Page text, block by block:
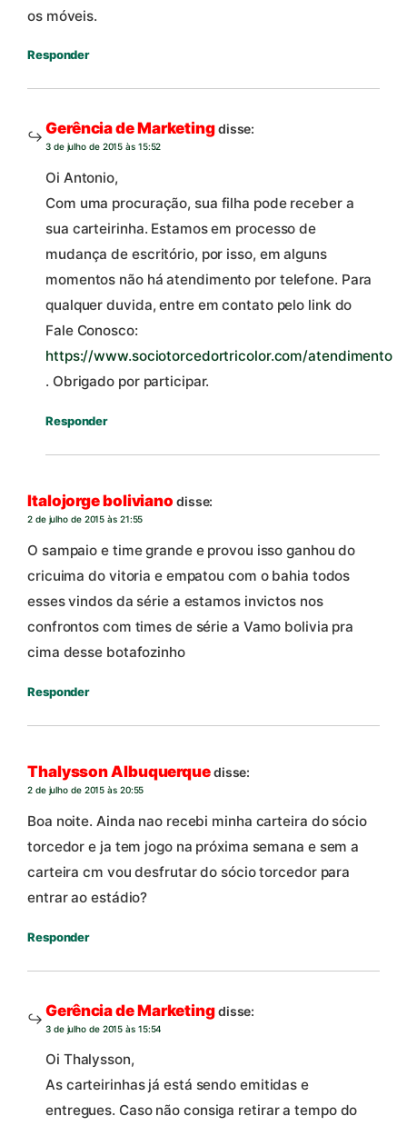
os móveis.
Responder
Gerência de Marketingdisse:
3 de julho de 2015 às 15:52
Oi Antonio,
Com uma procuração, sua filha pode receber a
sua carteirinha. Estamos em processo de
mudança de escritório, por isso, em alguns
momentos não há atendimento por telefone. Para
qualquer duvida, entre em contato pelo link do
Fale Conosco:
https://www.sociotorcedortricolor.com/atendimento
. Obrigado por participar.
Responder
Italojorge boliviano disse:
2 de julho de 2015 às 21:55
O sampaio e time grande e provou isso ganhou do
cricuima do vitoria e empatou com o bahia todos
esses vindos da série a estamos invictos nos
confrontos com times de série a Vamo bolivia pra
cima desse botafozinho
Responder
Thalysson Albuquerquedisse:
2 de julho de 2015 às 20:55
Boa noite. Ainda nao recebi minha carteira do sócio
torcedor e ja tem jogo na próxima semana e sem a
carteira cm vou desfrutar do sócio torcedor para
entrar ao estádio?
Responder
Gerência de Marketingdisse:
3 de julho de 2015 às 15:54
Oi Thalysson,
As carteirinhas já está sendo emitidas e
entregues. Caso não consiga retirar a tempo do